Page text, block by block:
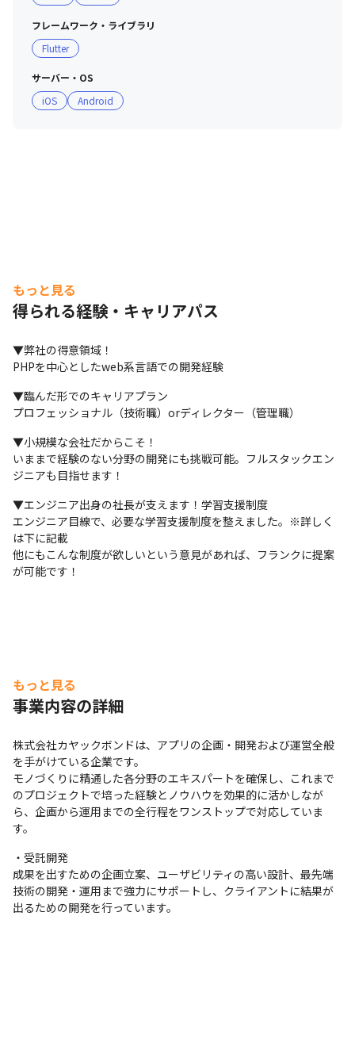
フレームワーク・ライブラリ
Flutter
サーバー・OS
iOS
Android
もっと見る
得られる経験・キャリアパス
▼弊社の得意領域！
PHPを中心としたweb系言語での開発経験
▼臨んだ形でのキャリアプラン
プロフェッショナル（技術職）orディレクター（管理職）
▼小規模な会社だからこそ！
いままで経験のない分野の開発にも挑戦可能。フルスタックエン
ジニアも目指せます！
▼エンジニア出身の社長が支えます！学習支援制度
エンジニア目線で、必要な学習支援制度を整えました。※詳しく
は下に記載
他にもこんな制度が欲しいという意見があれば、フランクに提案
が可能です！
もっと見る
事業内容の詳細
株式会社カヤックボンドは、アプリの企画・開発および運営全般
を手がけている企業です。
モノづくりに精通した各分野のエキスパートを確保し、これまで
のプロジェクトで培った経験とノウハウを効果的に活かしなが
ら、企画から運用までの全行程をワンストップで対応していま
す。
・受託開発
成果を出すための企画立案、ユーザビリティの高い設計、最先端
技術の開発・運用まで強力にサポートし、クライアントに結果が
出るための開発を行っています。